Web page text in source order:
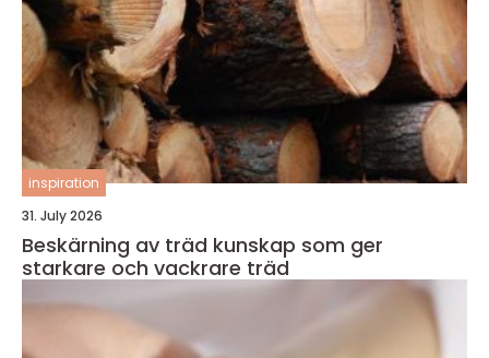
inspiration
31. July 2026
Beskärning av träd kunskap som ger
starkare och vackrare träd